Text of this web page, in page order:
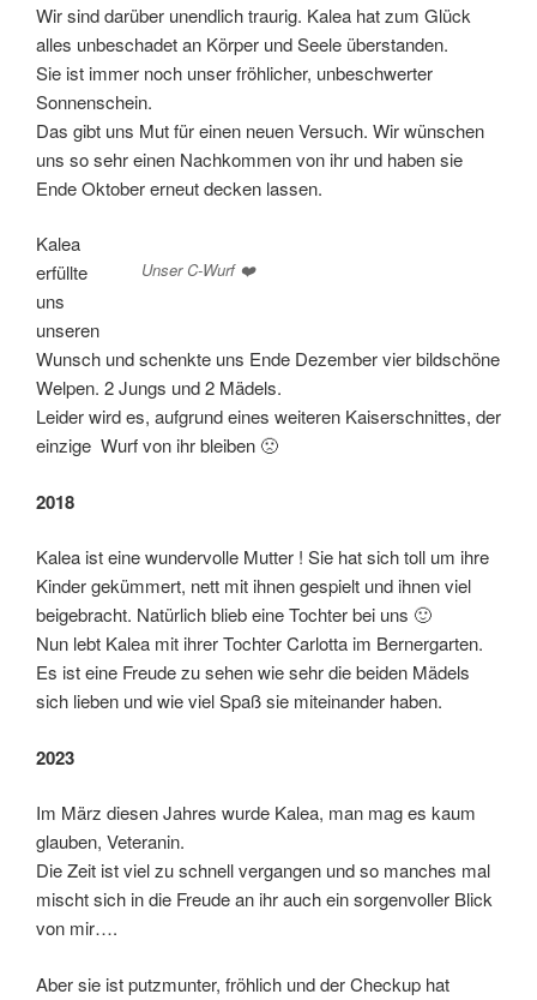
Wir sind darüber unendlich traurig. Kalea hat zum Glück
alles unbeschadet an Körper und Seele überstanden.
Sie ist immer noch unser fröhlicher, unbeschwerter
Sonnenschein.
Das gibt uns Mut für einen neuen Versuch. Wir wünschen
uns so sehr einen Nachkommen von ihr und haben sie
Ende Oktober erneut decken lassen.
Unser C-Wurf ❤️
Kalea
erfüllte
uns
unseren
Wunsch und schenkte uns Ende Dezember vier bildschöne
Welpen. 2 Jungs und 2 Mädels.
Leider wird es, aufgrund eines weiteren Kaiserschnittes, der
einzige Wurf von ihr bleiben 🙁
2018
Kalea ist eine wundervolle Mutter ! Sie hat sich toll um ihre
Kinder gekümmert, nett mit ihnen gespielt und ihnen viel
beigebracht. Natürlich blieb eine Tochter bei uns 🙂
Nun lebt Kalea mit ihrer Tochter Carlotta im Bernergarten.
Es ist eine Freude zu sehen wie sehr die beiden Mädels
sich lieben und wie viel Spaß sie miteinander haben.
2023
Im März diesen Jahres wurde Kalea, man mag es kaum
glauben, Veteranin.
Die Zeit ist viel zu schnell vergangen und so manches mal
mischt sich in die Freude an ihr auch ein sorgenvoller Blick
von mir….
Aber sie ist putzmunter, fröhlich und der Checkup hat